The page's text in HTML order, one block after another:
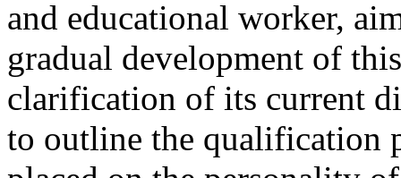
and educational worker,
gradual development of
clarification of its current
to outline the qualification